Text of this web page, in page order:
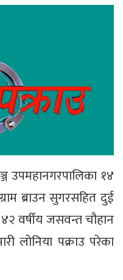
उपमहानगरपालिका १४
ब्राउन सुगरसहित दुई
वर्षीय जसवन्त चौहान
लोनिया पक्राउ परेका